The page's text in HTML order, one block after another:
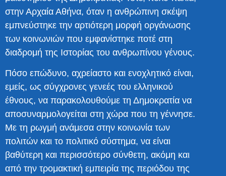
στην Αρχαία Αθήνα, όταν η ανθρώπινη σκέψη
εμπνεύστηκε την αρτιότερη μορφή οργάνωσης
των κοινωνιών που εμφανίστηκε ποτέ στη
διαδρομή της Ιστορίας του ανθρωπίνου γένους.
Πόσο επώδυνο, αχρείαστο και ενοχλητικό είναι,
εμείς, ως σύγχρονες γενεές του ελληνικού
έθνους, να παρακολουθούμε τη Δημοκρατία να
αποσυναρμολογείται στη χώρα που τη γέννησε.
Με τη ρωγμή ανάμεσα στην κοινωνία των
πολιτών και το πολιτικό σύστημα, να είναι
βαθύτερη και περισσότερο σύνθετη, ακόμη και
από την τρομακτική εμπειρία της περιόδου της